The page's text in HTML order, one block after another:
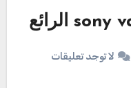
لا توجد تعليقات